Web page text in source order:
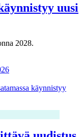
uusi
2028.
käynnistyy